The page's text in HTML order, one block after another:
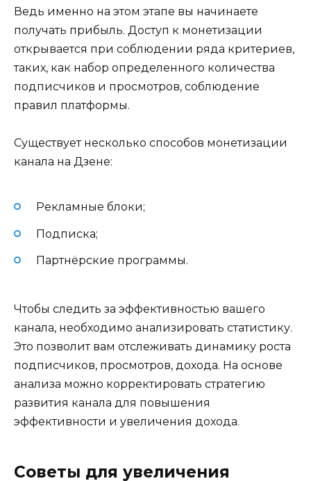
Ведь именно на этом этапе вы начинаете
получать прибыль. Доступ к монетизации
открывается при соблюдении ряда критериев,
таких, как набор определенного количества
подписчиков и просмотров, соблюдение
правил платформы.
Существует несколько способов монетизации
канала на Дзене:
Рекламные блоки;
Подписка;
Партнёрские программы.
Чтобы следить за эффективностью вашего
канала, необходимо анализировать статистику.
Это позволит вам отслеживать динамику роста
подписчиков, просмотров, дохода. На основе
анализа можно корректировать стратегию
развития канала для повышения
эффективности и увеличения дохода.
Советы для увеличения